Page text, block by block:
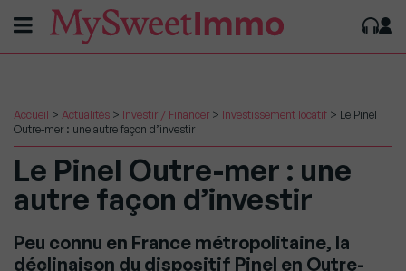
Accueil > Actualités > Investir / Financer > Investissement locatif > Le Pinel
Outre-mer : une autre façon d’investir
Le Pinel Outre-mer : une
autre façon d’investir
Peu connu en France métropolitaine, la
déclinaison du dispositif Pinel en Outre-